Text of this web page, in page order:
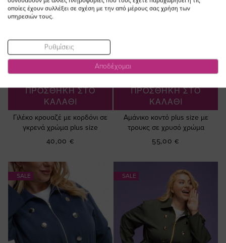
ΠΡΟΣΘΗΚΗ ΣΤΟ
ΚΑΛΑΘΙ
Γιλέκο κρουαζέ με κορδόνι σε
γκρενά χρώμα plus size
40,00 €
ΠΡΟΣΘΗΚΗ ΣΤΟ
ΚΑΛΑΘΙ
Αμάνικο κοντό plus size με
τρουκς σε χρυσό χρώμα
55,00 €
SALE SALE
οποίες έχουν συλλέξει σε σχέση με την από μέρους σας χρήση των
υπηρεσιών τους.
Ρυθμίσεις
Αποδέχομαι